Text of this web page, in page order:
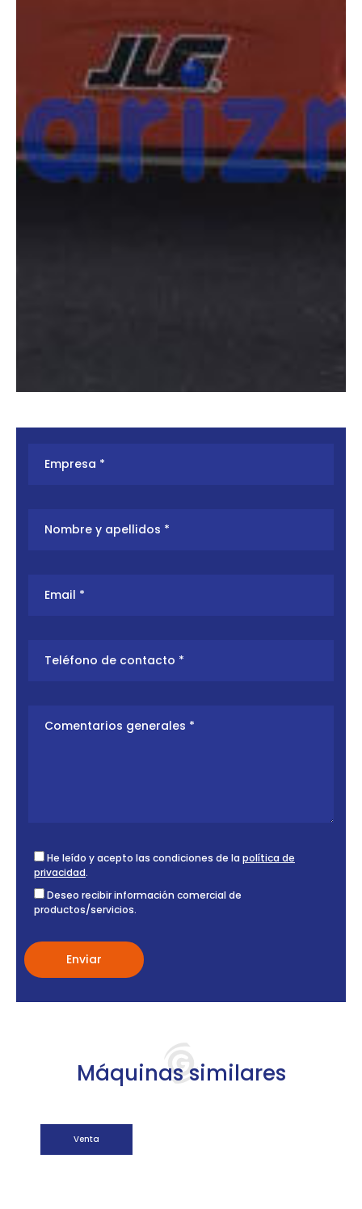
esta máquina?
Rellena este formulario y recibiremos tu solicitud
sobre esta máquina para ponernos en contacto
directo contigo.
Jlg 2646ES
He leído y acepto las condiciones de la política de
privacidad.
Deseo recibir información comercial de
productos/servicios.
Máquinas similares
Venta